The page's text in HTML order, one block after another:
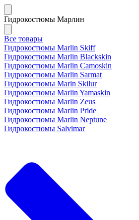
Гидрокостюмы Марлин
Все товары
Гидрокостюмы Marlin Skiff
Гидрокостюмы Marlin Blackskin
Гидрокостюмы Marlin Camoskin
Гидрокостюмы Marlin Sarmat
Гидрокостюмы Marin Skilur
Гидрокостюмы Marlin Yamaskin
Гидрокостюмы Marlin Zeus
Гидрокостюмы Marlin Pride
Гидрокостюмы Marlin Neptune
Гидрокостюмы Salvimar